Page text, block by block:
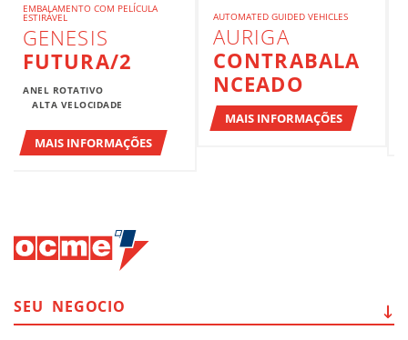
EMBALAMENTO COM PELÍCULA
ESTIRÁVEL
GENESIS
FUTURA/2
ANEL ROTATIVO
ALTA VELOCIDADE
MAIS INFORMAÇÕES
AUTOMATED GUIDED VEHICLES
AURIGA
CONTRABALA
NCEADO
MAIS INFORMAÇÕES
SEU NEGOCIO